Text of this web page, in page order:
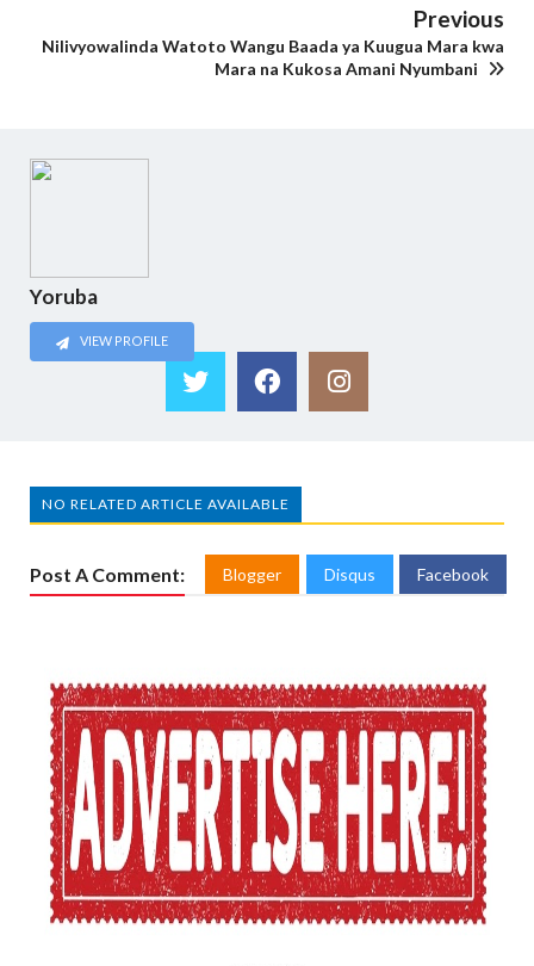
Previous
Nilivyowalinda Watoto Wangu Baada ya Kuugua Mara kwa
Mara na Kukosa Amani Nyumbani
Yoruba
VIEW PROFILE
NO RELATED ARTICLE AVAILABLE
Post A Comment: Blogger Disqus Facebook